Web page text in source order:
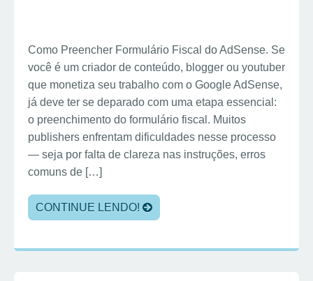
Como Preencher Formulário Fiscal do AdSense. Se
você é um criador de conteúdo, blogger ou youtuber
que monetiza seu trabalho com o Google AdSense,
já deve ter se deparado com uma etapa essencial:
o preenchimento do formulário fiscal. Muitos
publishers enfrentam dificuldades nesse processo
— seja por falta de clareza nas instruções, erros
comuns de […]
CONTINUE LENDO!